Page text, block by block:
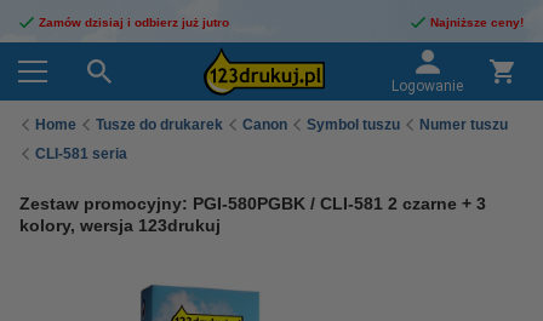
Zamów dzisiaj i odbierz już jutro Najniższe ceny!
Logowanie
Home Tusze do drukarek Canon Symbol tuszu
Numer tuszu
CLI-581 seria
Zestaw promocyjny: PGI-580PGBK / CLI-581 2 czarne + 3
kolory, wersja 123drukuj